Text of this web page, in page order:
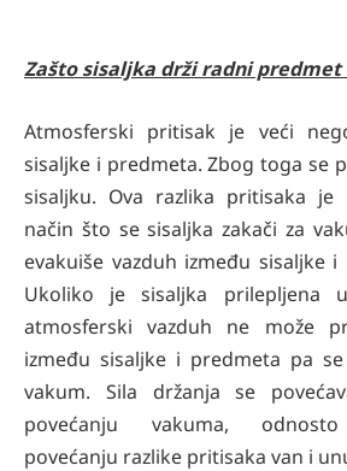
Zašto sisaljka drži radni predmet
Atmosferski pritisak je veći
sisaljke i predmeta. Zbog toga se
sisaljku. Ova razlika pritisaka
način što se sisaljka zakači za
evakuiše vazduh između sisaljke
Ukoliko je sisaljka prilepljena
atmosferski vazduh ne može
između sisaljke i predmeta pa
vakum. Sila držanja se
povećanju vakuma,
povećanju razlike pritisaka van i